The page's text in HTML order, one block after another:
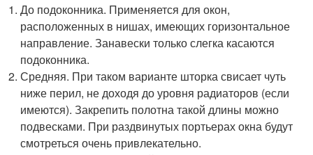
До подоконника. Применяется для окон,
расположенных в нишах, имеющих горизонтальное
направление. Занавески только слегка касаются
подоконника.
Средняя. При таком варианте шторка свисает чуть
ниже перил, не доходя до уровня радиаторов (если
имеются). Закрепить полотна такой длины можно
подвесками. При раздвинутых портьерах окна будут
смотреться очень привлекательно.